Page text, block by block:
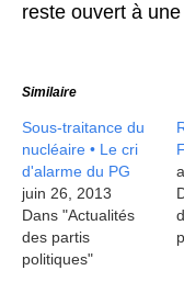
reste ouvert à
Similaire
Sous-traitance du
nucléaire • Le cri
d'alarme du PG
juin 26, 2013
Dans "Actualités
des partis
politiques"